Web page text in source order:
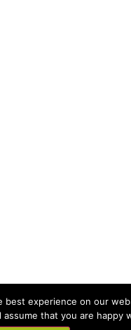
best experience on our
that you are happy